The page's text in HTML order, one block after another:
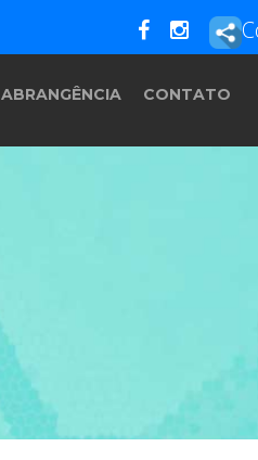
ABRANGÊNCIA CONTATO